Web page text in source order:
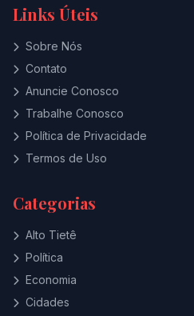
Links Úteis
Sobre Nós
Contato
Anuncie Conosco
Trabalhe Conosco
Política de Privacidade
Termos de Uso
Categorias
Alto Tietê
Política
Economia
Cidades